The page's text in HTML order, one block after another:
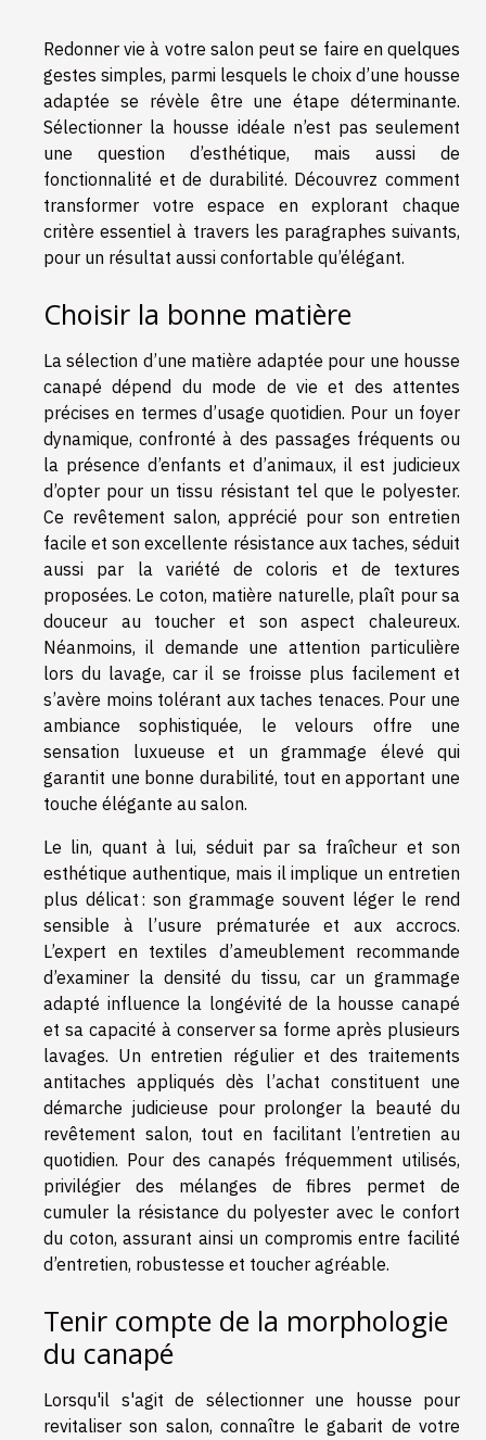
Redonner vie à votre salon peut se faire en quelques
gestes simples, parmi lesquels le choix d’une housse
adaptée se révèle être une étape déterminante.
Sélectionner la housse idéale n’est pas seulement
une question d’esthétique, mais aussi de
fonctionnalité et de durabilité. Découvrez comment
transformer votre espace en explorant chaque
critère essentiel à travers les paragraphes suivants,
pour un résultat aussi confortable qu’élégant.
Choisir la bonne matière
La sélection d’une matière adaptée pour une housse
canapé dépend du mode de vie et des attentes
précises en termes d’usage quotidien. Pour un foyer
dynamique, confronté à des passages fréquents ou
la présence d’enfants et d’animaux, il est judicieux
d’opter pour un tissu résistant tel que le polyester.
Ce revêtement salon, apprécié pour son entretien
facile et son excellente résistance aux taches, séduit
aussi par la variété de coloris et de textures
proposées. Le coton, matière naturelle, plaît pour sa
douceur au toucher et son aspect chaleureux.
Néanmoins, il demande une attention particulière
lors du lavage, car il se froisse plus facilement et
s’avère moins tolérant aux taches tenaces. Pour une
ambiance sophistiquée, le velours offre une
sensation luxueuse et un grammage élevé qui
garantit une bonne durabilité, tout en apportant une
touche élégante au salon.
Le lin, quant à lui, séduit par sa fraîcheur et son
esthétique authentique, mais il implique un entretien
plus délicat : son grammage souvent léger le rend
sensible à l’usure prématurée et aux accrocs.
L’expert en textiles d’ameublement recommande
d’examiner la densité du tissu, car un grammage
adapté influence la longévité de la housse canapé
et sa capacité à conserver sa forme après plusieurs
lavages. Un entretien régulier et des traitements
antitaches appliqués dès l’achat constituent une
démarche judicieuse pour prolonger la beauté du
revêtement salon, tout en facilitant l’entretien au
quotidien. Pour des canapés fréquemment utilisés,
privilégier des mélanges de fibres permet de
cumuler la résistance du polyester avec le confort
du coton, assurant ainsi un compromis entre facilité
d’entretien, robustesse et toucher agréable.
Tenir compte de la morphologie
du canapé
Lorsqu'il s'agit de sélectionner une housse pour
revitaliser son salon, connaître le gabarit de votre